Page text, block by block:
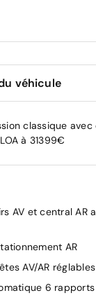
pour Faisceau
intérieur à
de
depuis le coffre
véhicule
classique
à 31399€
AV et central AR
AR
AV/AR
6 rapports